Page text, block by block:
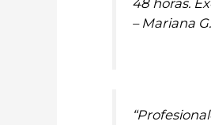
– Mariana